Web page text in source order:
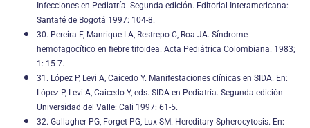
Infecciones en Pediatría. Segunda edición. Editorial Interamericana:
Santafé de Bogotá 1997: 104-8.
30. Pereira F, Manrique LA, Restrepo C, Roa JA. Síndrome
hemofagocítico en fiebre tifoidea. Acta Pediátrica Colombiana. 1983;
1: 15-7.
31. López P, Levi A, Caicedo Y. Manifestaciones clínicas en SIDA. En:
López P, Levi A, Caicedo Y, eds. SIDA en Pediatría. Segunda edición.
Universidad del Valle: Cali 1997: 61-5.
32. Gallagher PG, Forget PG, Lux SM. Hereditary Spherocytosis. En: